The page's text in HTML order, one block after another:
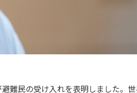
難民の受け入れを表明しました。